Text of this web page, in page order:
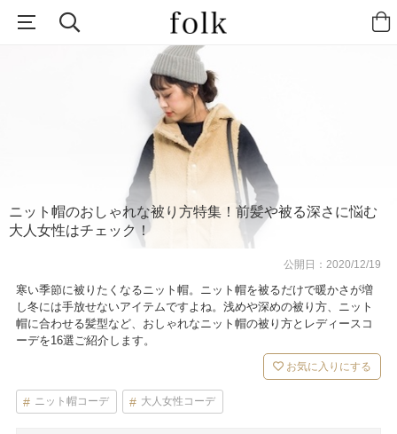
ニット帽のおしゃれな被り方特集！前髪や被る深さに悩む
大人女性はチェック！
公開日：2020/12/19
寒い季節に被りたくなるニット帽。ニット帽を被るだけで暖かさが増
し冬には手放せないアイテムですよね。浅めや深めの被り方、ニット
帽に合わせる髪型など、おしゃれなニット帽の被り方とレディースコ
ーデを16選ご紹介します。
お気に入りにする
ニット帽コーデ 大人女性コーデ